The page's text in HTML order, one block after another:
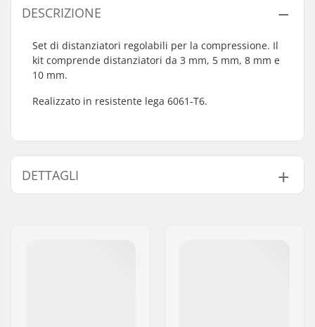
DESCRIZIONE
Set di distanziatori regolabili per la compressione. Il
kit comprende distanziatori da 3 mm, 5 mm, 8 mm e
10 mm.
Realizzato in resistente lega 6061-T6.
DETTAGLI